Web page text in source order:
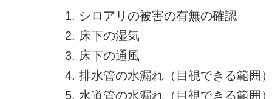
シロアリの被害の有無の確認
床下の湿気
床下の通風
排水管の水漏れ（目視できる範囲
水道管の水漏れ（目視できる範囲